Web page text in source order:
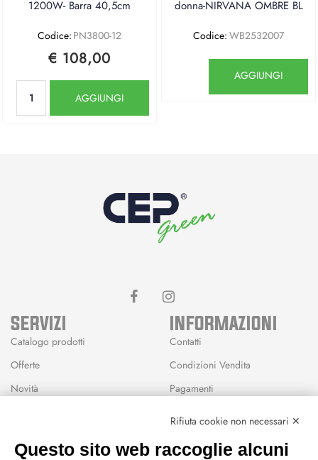
1200W- Barra 40,5cm
Codice: PN3800-12
€ 108,00
AGGIUNGI
donna-NIRVANA OMBRE BL
Codice: WB2532007
AGGIUNGI
SERVIZI
Catalogo prodotti
Offerte
Novità
INFORMAZIONI
Contatti
Condizioni Vendita
Pagamenti
Rifiuta cookie non necessari ✕
Questo sito web raccoglie alcuni